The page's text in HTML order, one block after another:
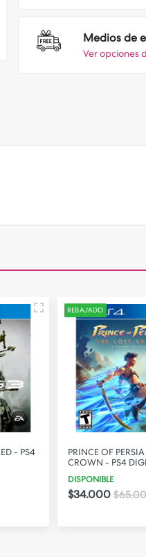
Medios de
Ver opciones
- PS4
REBAJADO
PRINCE OF
CROWN - PS4
DISPONIBLE
$34.000